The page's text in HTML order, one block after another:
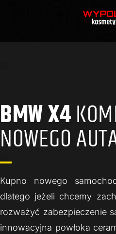
BMW X4
NOWEGO
Kupno nowego
dlatego jeżeli chcemy
rozważyć zabezpieczenie
innowacyjna powłoka